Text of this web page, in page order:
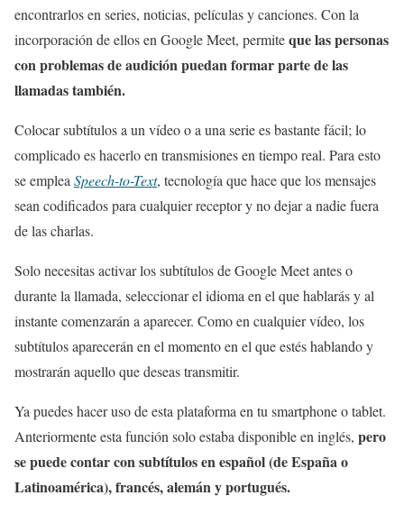
encontrarlos en series, noticias, películas y canciones. Con la
incorporación de ellos en Google Meet, permiteque las personas
con problemas de audición puedan formar parte de las
llamadas también.
Colocar subtítulos a un vídeo o a una serie es bastante fácil; lo
complicado es hacerlo en transmisiones en tiempo real. Para esto
se emplea Speech-to-Text, tecnología que hace que los mensajes
sean codificados para cualquier receptor y no dejar a nadie fuera
de las charlas.
Solo necesitas activar los subtítulos de Google Meet antes o
durante la llamada, seleccionar el idioma en el que hablarás y al
instante comenzarán a aparecer. Como en cualquier vídeo, los
subtítulos aparecerán en el momento en el que estés hablando y
mostrarán aquello que deseas transmitir.
Ya puedes hacer uso de esta plataforma en tu smartphone o tablet.
Anteriormente esta función solo estaba disponible en inglés, pero
se puede contar con subtítulos en español (de España o
Latinoamérica), francés, alemán y portugués.